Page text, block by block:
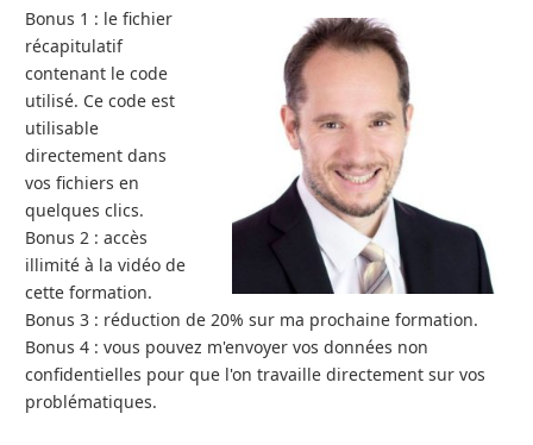
Bonus 1 : le fichier
récapitulatif
contenant le code
utilisé. Ce code est
utilisable
directement dans
vos fichiers en
quelques clics.
Bonus 2 : accès
illimité à la vidéo de
cette formation.
Bonus 3 : réduction de 20% sur ma prochaine formation.
Bonus 4 : vous pouvez m'envoyer vos données non
confidentielles pour que l'on travaille directement sur vos
problématiques.